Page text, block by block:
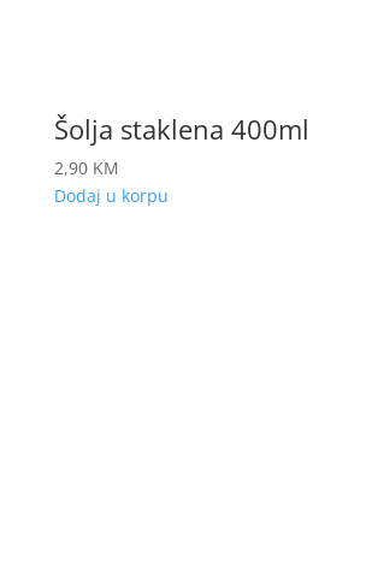
Šolja staklena 400ml
2,90 KM
Dodaj u korpu